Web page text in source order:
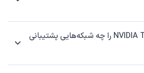
NVIDIA Tokenized bStocks را چه شبکه‌هایی پشتیبانی